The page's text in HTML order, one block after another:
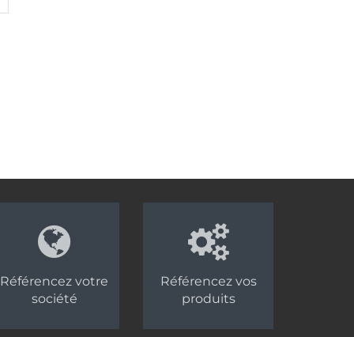
Référencez votre
société
Référencez vos
produits